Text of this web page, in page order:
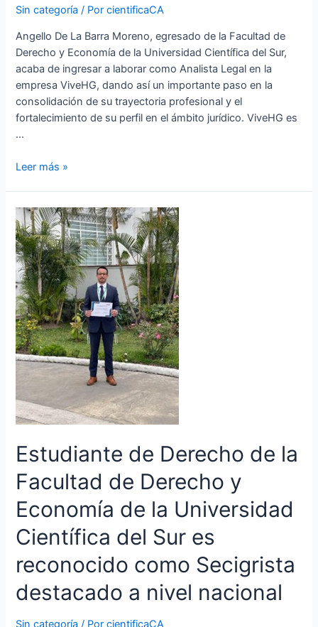
Sin categoría / PorcientificaCA
Angello De La Barra Moreno, egresado de la Facultad de
Derecho y Economía de la Universidad Científica del Sur,
acaba de ingresar a laborar como Analista Legal en la
empresa ViveHG, dando así un importante paso en la
consolidación de su trayectoria profesional y el
fortalecimiento de su perfil en el ámbito jurídico. ViveHG es
…
Leer más »
Estudiante de Derecho de la
Facultad de Derecho y
Economía de la Universidad
Científica del Sur es
reconocido como Secigrista
destacado a nivel nacional
Sin categoría / PorcientificaCA
Estudiante
de
Derecho
de
la
Facultad
de
Derecho
y
Economía
Universidad
Científica
del
Sur
es
reconocido
como
destacado
a
nivel
nacional